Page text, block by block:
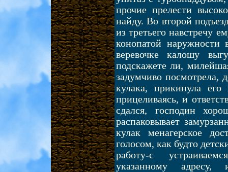
прочие прелести
найду. Во второй
из третьего навстречу
конопатой наружности
веревочке калошу
подскажете ли,
задумчиво посмотрела,
кулака, прикинула
прицеливаясь, и
сдался, господин
распаковывает
кулак менагерское
голосом, как будто
работу-с
указанному